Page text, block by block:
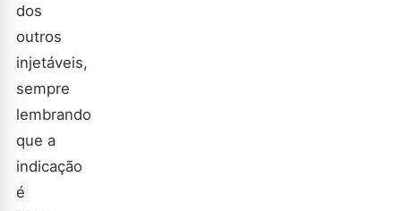
dos
outros
injetáveis,
sempre
lembrando
que a
indicação
é